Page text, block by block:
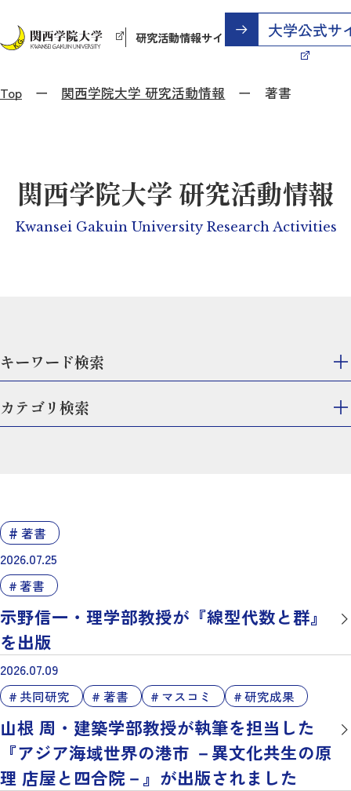
研究活動情報サイト
Top 関西学院大学 研究活動情報 著書
関西学院大学 研究活動情報
Kwansei Gakuin University Research Activities
キーワード検索
カテゴリ検索
著書
2026.07.25
著書
示野信一・理学部教授が『線型代数と群』
を出版
2026.07.09
共同研究 著書 マスコミ 研究成果
山根 周・建築学部教授が執筆を担当した
『アジア海域世界の港市 －異文化共生の原
理 店屋と四合院－』が出版されました